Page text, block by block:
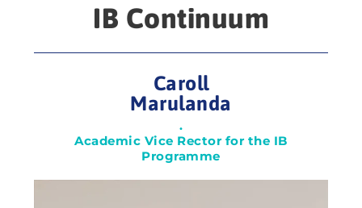
IB Continuum
Caroll
Marulanda
.
Academic Vice Rector for the IB
Programme